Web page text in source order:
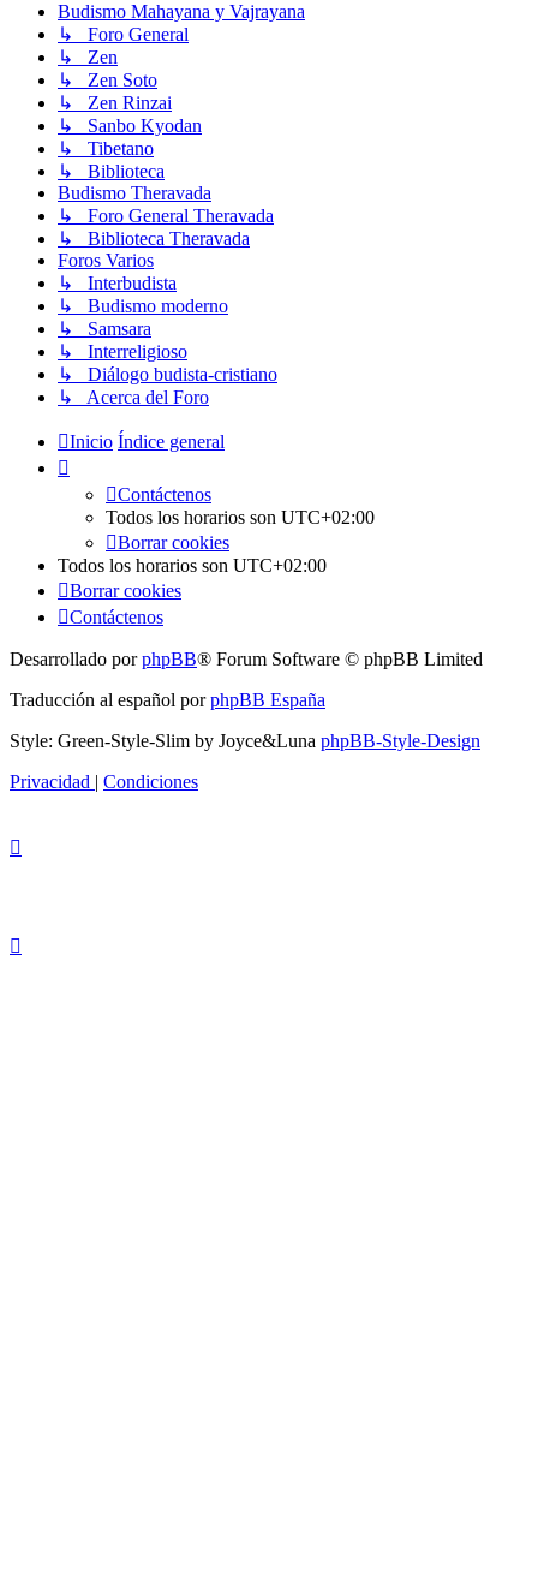
Budismo Mahayana y Vajrayana
↳ Foro General
↳ Zen
↳ Zen Soto
↳ Zen Rinzai
↳ Sanbo Kyodan
↳ Tibetano
↳ Biblioteca
Budismo Theravada
↳ Foro General Theravada
↳ Biblioteca Theravada
Foros Varios
↳ Interbudista
↳ Budismo moderno
↳ Samsara
↳ Interreligioso
↳ Diálogo budista-cristiano
↳ Acerca del Foro
Inicio Índice general
Contáctenos
Todos los horarios son UTC+02:00
Borrar cookies
Todos los horarios son UTC+02:00
Borrar cookies
Contáctenos
Desarrollado porphpBB® Forum Software © phpBB Limited
Traducción al español porphpBB España
Style: Green-Style-Slim by Joyce&Luna phpBB-Style-Design
Privacidad | Condiciones